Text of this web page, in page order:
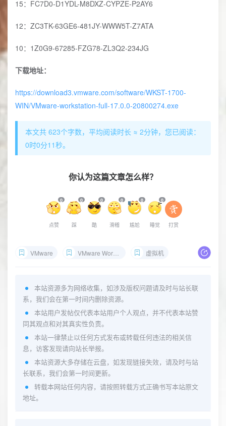
15：FC7D0-D1YDL-M8DXZ-CYPZE-P2AY6
12：ZC3TK-63GE6-481JY-WWW5T-Z7ATA
10：1Z0G9-67285-FZG78-ZL3Q2-234JG
下载地址：
https://download3.vmware.com/software/WKST-1700-
WIN/VMware-workstation-full-17.0.0-20800274.exe
本文共 623个字数，平均阅读时长 ≈ 2分钟，您已阅读：
0时0分11秒。
你认为这篇文章怎么样？
0
点赞
0
踩
0
酷
0
滑稽
0
尴尬
0
睡觉 打赏
VMware VMware Workstation 虚拟机
本站资源多为网络收集，如涉及版权问题请及时与站长联
系，我们会在第一时间内删除资源。
本站用户发帖仅代表本站用户个人观点，并不代表本站赞
同其观点和对其真实性负责。
本站一律禁止以任何方式发布或转载任何违法的相关信
息，访客发现请向站长举报。
本站资源大多存储在云盘，如发现链接失效，请及时与站
长联系，我们会第一时间更新。
转载本网站任何内容，请按照转载方式正确书写本站原文
地址。